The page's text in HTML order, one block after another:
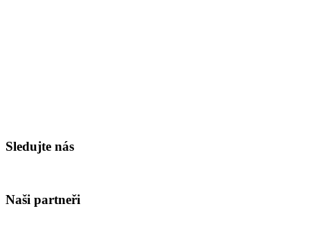
Sledujte nás
Naši partneři